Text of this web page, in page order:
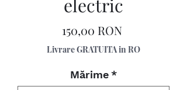
electric
150,00 RONPreț
Livrare GRATUITA in RO
Mărime *